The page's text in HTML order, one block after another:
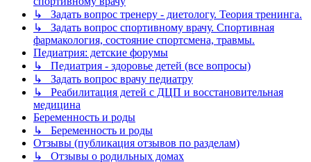
↳ Задать вопрос тренеру - диетологу. Теория тренинга.
↳ Задать вопрос спортивному врачу. Спортивная
фармакология, состояние спортсмена, травмы.
Педиатрия: детские форумы
↳ Педиатрия - здоровье детей (все вопросы)
↳ Задать вопрос врачу педиатру
↳ Реабилитация детей с ДЦП и восстановительная
медицина
Беременность и роды
↳ Беременность и роды
Отзывы (публикация отзывов по разделам)
↳ Отзывы о родильных домах